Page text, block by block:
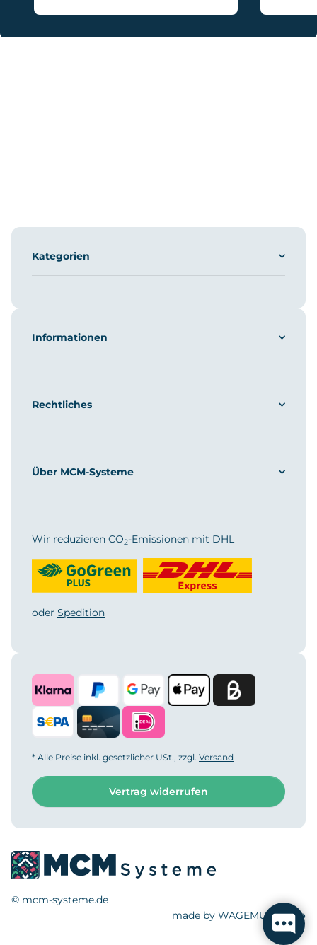
Kategorien
Informationen
Rechtliches
Über MCM-Systeme
Wir reduzieren CO2-Emissionen mit DHL
oder Spedition
* Alle Preise inkl. gesetzlicher USt., zzgl. Versand
Vertrag widerrufen
© mcm-systeme.de
made by WAGEMUT.studio